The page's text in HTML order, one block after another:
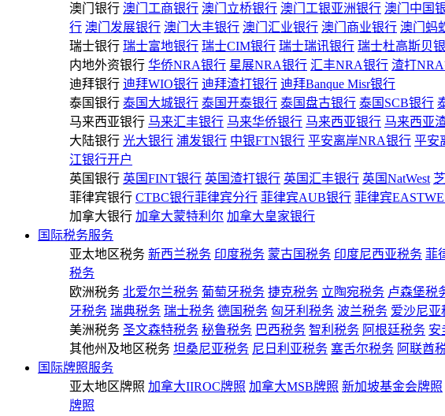
澳门银行 澳门工商银行 澳门立桥银行 澳门工银亚洲银行 澳门中国
行 澳门发展银行 澳门大丰银行 澳门汇业银行 澳门商业银行 澳门蚂
瑞士银行 瑞士富地银行 瑞士CIM银行 瑞士瑞讯银行 瑞士杜高斯贝
内地外资银行 华侨NRA银行 星展NRA银行 汇丰NRA银行 渣打
迪拜银行 迪拜WIO银行 迪拜渣打银行 迪拜Banque Misr银行
泰国银行 泰国大城银行 泰国开泰银行 泰国盘古银行 泰国SCB银行
马来西亚银行 马来汇丰银行 马来华侨银行 马来西亚银行 马来西亚
大陆银行 光大银行 浦发银行 中银FTN银行 平安离岸NRA银行 平安
江银行开户
英国银行 英国FINT银行 英国渣打银行 英国汇丰银行 英国NatWest
菲律宾银行 CTBC银行菲律宾分行 菲律宾AUB银行 菲律宾
加拿大银行 加拿大蒙特利尔 加拿大皇家银行
国际税务服务
亚太地区税务 新西兰税务 印度税务 蒙古国税务 印度尼西亚税务 菲
税务
欧洲税务 北爱尔兰税务 葡萄牙税务 捷克税务 立陶宛税务 卢森堡税
牙税务 瑞典税务 瑞士税务 德国税务 匈牙利税务 波兰税务 爱沙尼亚
美洲税务 圣文森特税务 秘鲁税务 巴西税务 智利税务 阿根廷税务 安
其他州及地区税务 坦桑尼亚税务 尼日利亚税务 塞舌尔税务 阿联酋
国际牌照服务
亚太地区牌照 加拿大IIROC牌照 加拿大MSB牌照 新加坡基金会牌照
牌照